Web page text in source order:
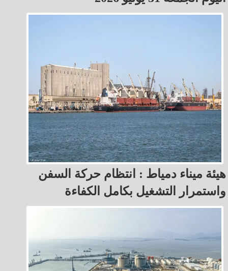
هيئة ميناء دمياط : انتظام حركة السفن
واستمرار التشغيل بكامل الكفاءة